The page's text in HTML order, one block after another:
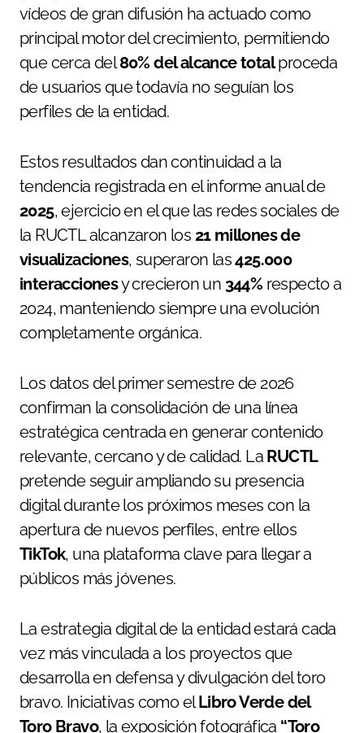
vídeos de gran difusión ha actuado como
principal motor del crecimiento, permitiendo
que cerca del80% del alcance totalproceda
de usuarios que todavía no seguían los
perfiles de la entidad.
Estos resultados dan continuidad a la
tendencia registrada en el informe anual de
2025, ejercicio en el que las redes sociales de
la RUCTL alcanzaron los 21 millones de
visualizaciones, superaron las425.000
interaccionesy crecieron un 344% respecto a
2024, manteniendo siempre una evolución
completamente orgánica.
Los datos del primer semestre de 2026
confirman la consolidación de una línea
estratégica centrada en generar contenido
relevante, cercano y de calidad. La RUCTL
pretende seguir ampliando su presencia
digital durante los próximos meses con la
apertura de nuevos perfiles, entre ellos
TikTok, una plataforma clave para llegar a
públicos más jóvenes.
La estrategia digital de la entidad estará cada
vez más vinculada a los proyectos que
desarrolla en defensa y divulgación del toro
bravo. Iniciativas como elLibro Verde del
Toro Bravo, la exposición fotográfica “Toro